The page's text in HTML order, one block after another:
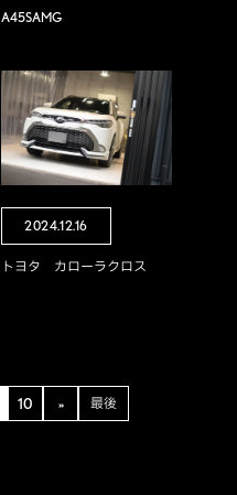
A45SAMG
2024.12.16
トヨタ カローラクロス
10 » 最後